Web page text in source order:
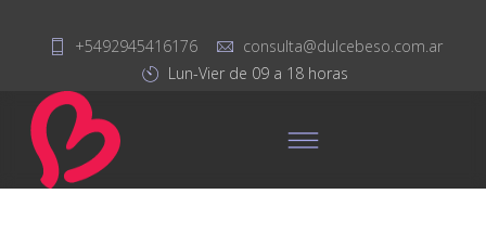
+5492945416176
consulta@dulcebeso.com.ar
Lun-Vier de 09 a 18 horas